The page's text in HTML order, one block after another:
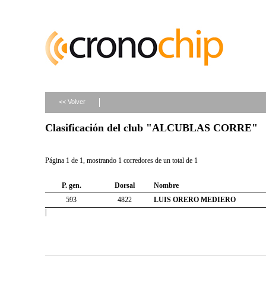
<< Volver
Clasificación del club "ALCUBLAS CORRE"
Página 1 de 1, mostrando 1 corredores de un total de 1
P. gen. Dorsal
Nombre
593
4822
LUIS ORERO MEDIERO
|